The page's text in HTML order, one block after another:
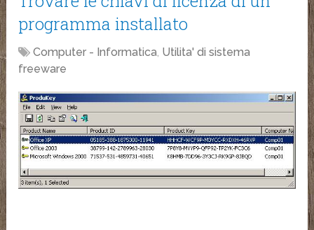
programma installato
Computer - Informatica, Utilita' di sistema
freeware